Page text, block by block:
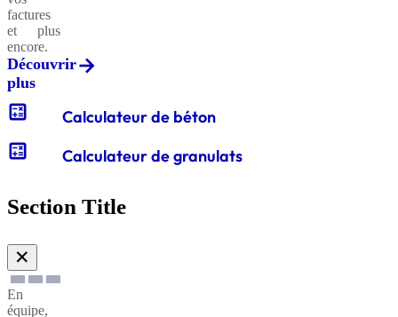
factures
et plus
encore.
Découvrir
plus
calculate Calculateur de béton
calculate Calculateur de granulats
Section Title
✕
En
équipe,